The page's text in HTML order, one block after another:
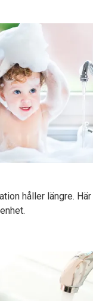
håller längre.